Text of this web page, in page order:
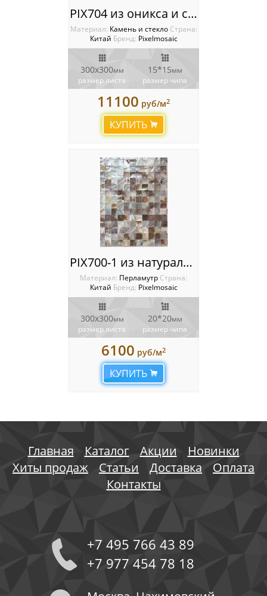
PIX704 из оникса и стекла, чип 15x15 мм, сетка 300х300x8 мм
Материал: Камень и стекло Cтрана:
Китай Бренд: Pixelmosaic
300х300мм
размер листа
15*15мм
размер чипа
11100 руб/м2
КУПИТЬ
PIX700-1 из натурального перламутра, чип 20x20 мм, сетка 300х300х2 мм
Материал: Перламутр Cтрана:
Китай Бренд: Pixelmosaic
300х300мм
размер листа
20*20мм
размер чипа
6100 руб/м2
КУПИТЬ
Главная Каталог Акции
Новинки
Хиты продаж
Статьи Доставка
Оплата
Контакты
+7 495 766 43 89
+7 977 454 78 18